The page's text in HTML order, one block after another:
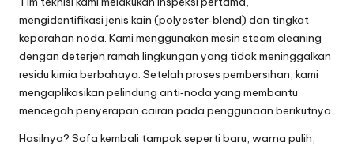
mengidentifikasi jenis kain (polyester‑blend) dan tingkat
keparahan noda. Kami menggunakan mesin steam cleaning
dengan deterjen ramah lingkungan yang tidak meninggalkan
residu kimia berbahaya. Setelah proses pembersihan, kami
mengaplikasikan pelindung anti‑noda yang membantu
mencegah penyerapan cairan pada penggunaan berikutnya.
Hasilnya? Sofa kembali tampak seperti baru, warna pulih,